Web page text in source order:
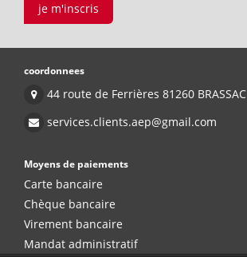
je m'inscris
coordonnees
44 route de Ferrières 81260 BRASSAC
services.clients.aep@gmail.com
Moyens de paiements
Carte bancaire
Chèque bancaire
Virement bancaire
Mandat administratif